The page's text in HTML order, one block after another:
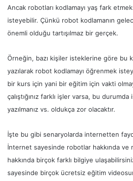
Ancak robotları kodlamayı yaş fark
isteyebilir. Çünkü robot kodlamanın
önemli olduğu tartışılmaz bir gerçek.
Örneğin, bazı kişiler isteklerine göre bu
yazılarak robot kodlamayı öğrenmek
bir kurs için yani bir eğitim için vakti
çalıştığınız farklı işler varsa, bu
yazılmanız vs. oldukça zor olacaktır.
İşte bu gibi senaryolarda internetten
İnternet sayesinde robotlar hakkında ve
hakkında birçok farklı bilgiye
sayesinde birçok ücretsiz eğitim